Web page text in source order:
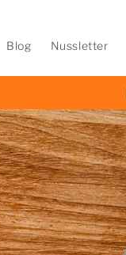
Blog Nussletter